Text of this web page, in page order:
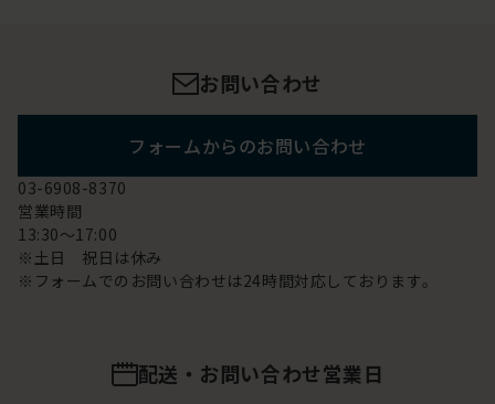
お問い合わせ
フォームからのお問い合わせ
03-6908-8370
営業時間
13:30～17:00
※土日 祝日は休み
※フォームでのお問い合わせは24時間対応しております。
配送・お問い合わせ営業日